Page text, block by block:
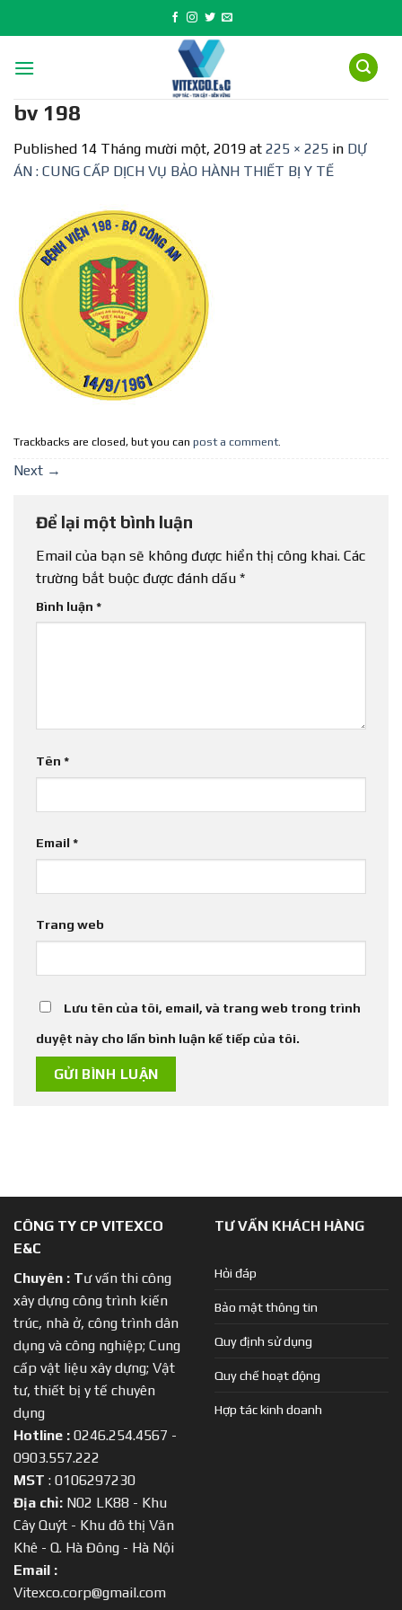
to
bv 198
Published 14 Tháng mười một, 2019 at 225 × 225 in DỰ
ÁN : CUNG CẤP DỊCH VỤ BẢO HÀNH THIẾT BỊ Y TẾ
Trackbacks are closed, but you can post a comment.
Next →
Để lại một bình luận
Email của bạn sẽ không được hiển thị công khai. Các
trường bắt buộc được đánh dấu *
Bình luận *
Tên *
Email *
Trang web
Lưu tên của tôi, email, và trang web trong trình
duyệt này cho lần bình luận kế tiếp của tôi.
CÔNG TY CP VITEXCO
E&C
Chuyên : Tư vấn thi công
xây dựng công trình kiến
trúc, nhà ở, công trình dân
dụng và công nghiệp; Cung
cấp vật liệu xây dựng; Vật
tư, thiết bị y tế chuyên
dụng
Hotline : 0246.254.4567 -
0903.557.222
MST : 0106297230
Địa chỉ: N02 LK88 - Khu
Cây Quýt - Khu đô thị Văn
Khê - Q. Hà Đông - Hà Nội
Email :
Vitexco.corp@gmail.com
TƯ VẤN KHÁCH HÀNG
Hỏi đáp
Bảo mật thông tin
Quy định sử dụng
Quy chế hoạt động
Hợp tác kinh doanh